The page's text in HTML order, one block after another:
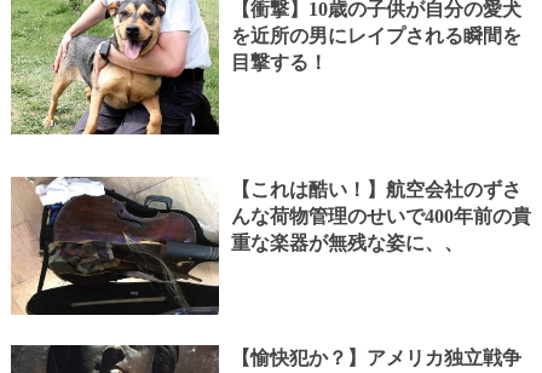
【衝撃】10歳の子供が自分の愛犬
を近所の男にレイプされる瞬間を
目撃する！
【これは酷い！】航空会社のずさ
んな荷物管理のせいで400年前の貴
重な楽器が無残な姿に、、
【愉快犯か？】アメリカ独立戦争